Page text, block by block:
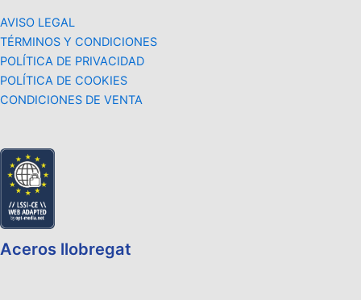
AVISO LEGAL
TÉRMINOS Y CONDICIONES
POLÍTICA DE PRIVACIDAD
POLÍTICA DE COOKIES
CONDICIONES DE VENTA
Aceros llobregat